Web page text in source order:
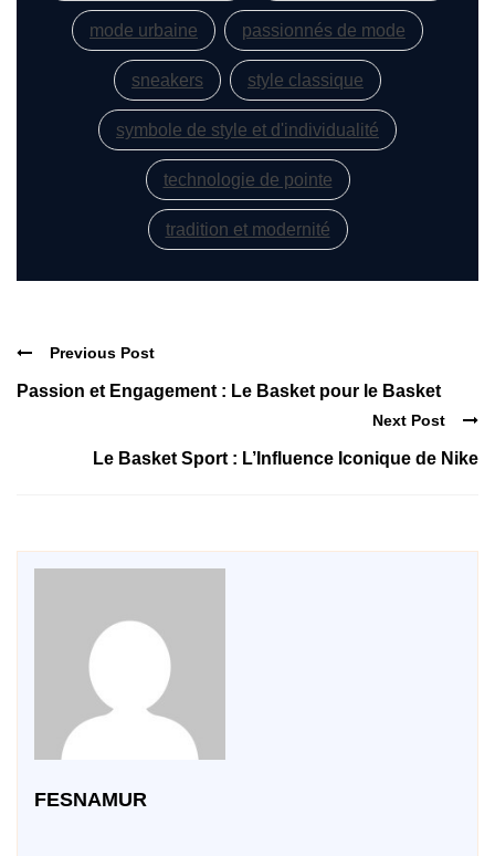
mode urbaine passionnés de mode
sneakers style classique
symbole de style et d'individualité
technologie de pointe
tradition et modernité
Previous Post
Passion et Engagement : Le Basket pour le Basket
Next Post
Le Basket Sport : L’Influence Iconique de Nike
FESNAMUR